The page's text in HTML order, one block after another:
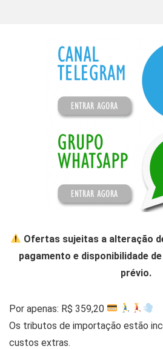
Ofertas sujeitas a alteração
pagamento e disponibilidade
prévio.
Por apenas: R$ 359,20
Os tributos de importação estão
custos extras.